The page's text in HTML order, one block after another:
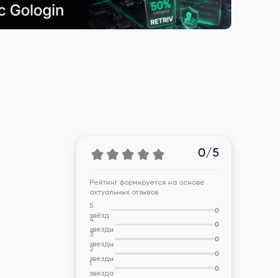
0/5
Рейтинг формируется на основе
актуальных отзывов
5
звёзд
0
4
звезды
0
3
звезды
0
2
звезды
0
1
звезда
0